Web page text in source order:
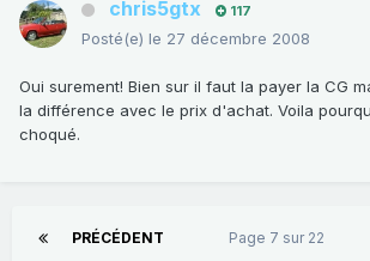
chris5gtx 117
Posté(e) le 27 décembre 2008
Oui surement! Bien sur il faut la payer la CG
la différence avec le prix d'achat. Voila
choqué.
PRÉCÉDENT Page 7 sur 22